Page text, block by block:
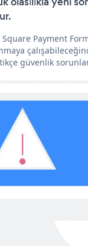
Payment
güvenlik